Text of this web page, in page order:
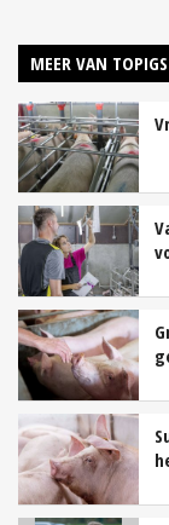
MEER VAN